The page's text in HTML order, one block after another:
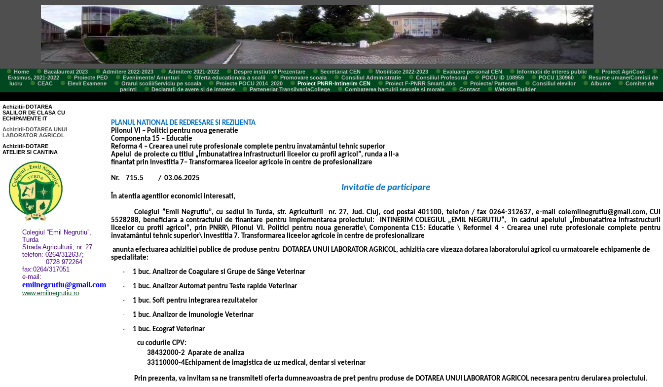
Home Bacalaureat 2023 Admitere 2022-2023 Admitere 2021-2022 Despre instiutie/ Prezentare Secretariat CEN Mobilitate 2022-2023 Evaluare personal CEN Informatii de interes public
Proiect AgriCool
Erasmus, 2021-2022
Proiecte PEO Evenimente/ Anunturi Oferta educationala a scolii Promovare scoala Consiliul Administratie Consiliul Profesoral POCU ID 108959 POCU 130960
Resurse umane/Comisii de
lucru
CEAC Elevi/ Examene Orarul scolii/Serviciu pe scoala Proiecte POCU 2014_2020 Proiect PNRR-Intinerim CEN Proiect F-PNRR SmartLabs Proiecte/ Parteneri Consiliul elevilor Albume
Comitet de
parinti
Declaratii de avere si de interese Parteneriat TransilvaniaCollege Combaterea hartuirii sexuale si morale Contact Website Builder
Achizitii-DOTAREA
SALILOR DE CLASA CU
ECHIPAMENTE IT
Achizitii-DOTAREA UNUI
LABORATOR AGRICOL
Achizitii-DOTARE
ATELIER SI CANTINA
Colegiul ”Emil Negrutiu”,
Turda
Strada Agriculturii, nr. 27
telefon: 0264/312637;
0728 972264
fax:0264/317051
e-mail:
emilnegrutiu@gmail.com
www.emilnegrutiu.ro
PLANUL NATIONAL DE REDRESARE SI REZILIENTA
Pilonul VI – Politici pentru noua generatie
Componenta 15 – Educatie
Reforma 4 – Crearea unei rute profesionale complete pentru învatamântul tehnic superior
Apelul de proiecte cu titlul „Îmbunatatirea infrastructurii liceelor cu profil agricol”, runda a II-a
finantat prin Investitia 7– Transformarea liceelor agricole în centre de profesionalizare
Nr. 715.5 / 03.06.2025
Invitatie de participare
În atentia agentilor economici interesati,
Colegiul ”Emil Negrutiu”, cu sediul în Turda, str. Agriculturii nr. 27, Jud. Cluj, cod postal 401100, telefon / fax 0264-312637, e-mail colemilnegrutiu@gmail.com, CUI
5528288, beneficiara a contractului de finantare pentru implementarea proiectului:
INTINERIM COLEGIUL „EMIL NEGRUTIU”,
în cadrul apelului „Îmbunatatirea infrastructurii
liceelor cu profil agricol”, prin PNRR\ Pilonul VI. Politici pentru noua generatie\ Componenta C15: Educatie \ Reformei 4 - Crearea unei rute profesionale complete pentru
învatamântul tehnic superior\ Investitia 7. Transformarea liceelor agricole în centre de profesionalizare
anunta efectuarea achizitiei publice de produse pentru DOTAREA UNUI LABORATOR AGRICOL, achizitia care vizeaza dotarea laboratorului agricol cu urmatoarele echipamente de
specialitate:
·
1 buc. Analizor de Coagulare si Grupe de Sânge Veterinar
·
1 buc. Analizor Automat pentru Teste rapide Veterinar
·
1 buc. Soft pentru integrarea rezultatelor
·
1 buc. Analizor de Imunologie Veterinar
·
1 buc. Ecograf Veterinar
cu codurile CPV:
38432000-2 Aparate de analiza
33110000-4Echipament de imagistica de uz medical, dentar si veterinar
Prin prezenta, va invitam sa ne transmiteti oferta dumneavoastra de pret pentru produse deDOTAREA UNUI LABORATOR AGRICOLnecesara pentru derularea proiectului.